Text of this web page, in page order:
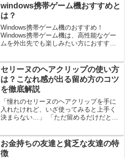
windows携帯ゲーム機おすすめと
は？
Windows携帯ゲーム機のおすすめ！
Windows携帯ゲーム機は、高性能なゲー
ムを外出先でも楽しみたい方におすすめ
た。おすすめのWindows携帯ゲーム機こ
こでは、代...
セリーヌのヘアクリップの使い方
は？こなれ感が出る留め方のコツ
を徹底解説
「憧れのセリーヌのヘアクリップを手に
入れたけれど、いざ使ってみると上手く
決まらない…」 「ただ留めるだけだと、
に、“こなれ感”のあるスタイルを作るのは
意外と難しいですよ...
お金持ちの友達と貧乏な友達の特
徴